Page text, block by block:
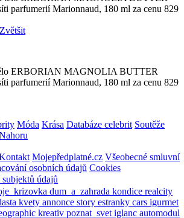
Zvětšit
ERBORIAN MAGNOLIA BUTTER
parfumerií Marionnaud, 180 ml za cenu 829
Móda Krása Databáze celebrit Soutěže
Mojepředplatné.cz Všeobecné smluvní
osobních údajů Cookies
subjektů údajů
dum_a_zahrada kondice realcity
kvety annonce story estranky cars igurmet
kreativ poznat_svet iglanc automodul